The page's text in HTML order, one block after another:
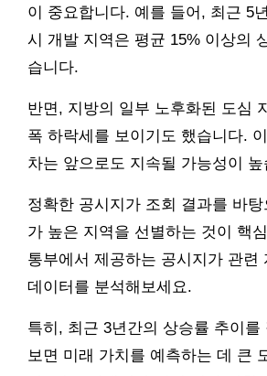
이 중요합니다. 예를 들어, 최근 5
시 개발 지역은 평균 15% 이상의
습니다.
반면, 지방의 일부 노후화된 도심
폭 하락세를 보이기도 했습니다.
차는 앞으로도 지속될 가능성이 높
정확한 공시지가 조회 결과를 바탕
가 높은 지역을 선별하는 것이 핵
통부에서 제공하는 공시지가 관련
데이터를 분석해보세요.
특히, 최근 3년간의 상승률 추이를
보면 미래 가치를 예측하는 데 큰